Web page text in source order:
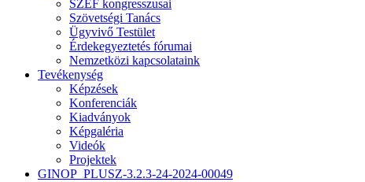
SZEF kongresszusai
Szövetségi Tanács
Ügyvivő Testület
Érdekegyeztetés fórumai
Nemzetközi kapcsolataink
Tevékenység
Képzések
Konferenciák
Kiadványok
Képgaléria
Videók
Projektek
GINOP_PLUSZ-3.2.3-24-2024-00049